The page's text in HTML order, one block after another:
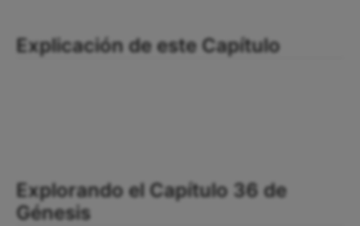
Explicación de este Capítulo
Explorando el Capítulo 36 de
Génesis